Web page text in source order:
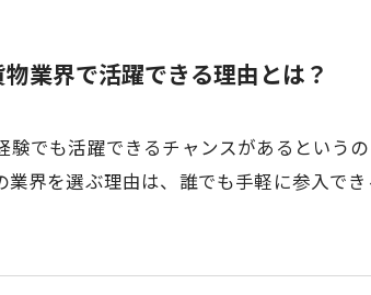
業界で活躍できる理由とは？
験でも活躍できるチャンスがあるという
業界を選ぶ理由は、誰でも手軽に参入で